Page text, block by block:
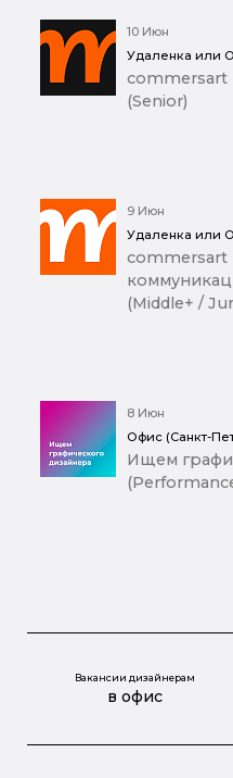
10 Июн
Удаленка или
commersart
(Senior)
9 Июн
Удаленка или
commersart
(Middle+ /
8 Июн
Офис (Санкт-
Ищем
Вакансии дизайнерам
в офис